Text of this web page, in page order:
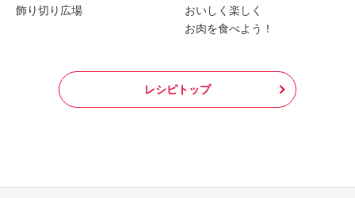
飾り切り広場
おいしく楽しく
お肉を食べよう！
レシピトップ